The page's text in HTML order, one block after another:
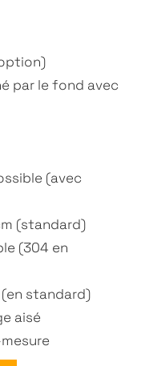
par le fond avec
(avec
(standard)
(304 en
standard)
aisé